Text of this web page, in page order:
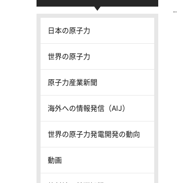
日本の原子力
世界の原子力
原子力産業新聞
海外への情報発信（AIJ）
世界の原子力発電開発の動向
動画